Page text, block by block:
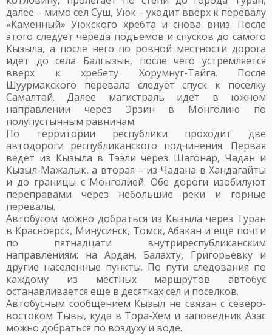
далее – мимо сел Суш, Уюк – уходит вверх к перевалу
«Каменный» Уюкского хребта и снова вниз. После
этого следует череда подъемов и спусков до самого
Кызыла, а после него по ровной местности дорога
идет до села Балгызын, после чего устремляется
вверх к хребету Хорумнуг-Тайга. После
Шуурмакского перевала следует спуск к поселку
Самалтай. Далее магистраль идет в южном
направлении через Эрзин в Монголию по
полупустынным равнинам.
По территории республики проходит две
автодороги республиканского подчинения. Первая
ведет из Кызыла в Тээли через Шагонар, Чадан и
Кызыл-Мажалык, а вторая – из Чадана в Хандагайты
и до границы с Монголией. Обе дороги изобилуют
переправами через небольшие реки и горные
перевалы.
Автобусом можно добраться из Кызыла через Туран
в Красноярск, Минусинск, Томск, Абакан и еще почти
по пятнадцати внутриреспубликанским
направлениям: на Ардан, Балахту, Григорьевку и
другие населенные пункты. По пути следования по
каждому из местных маршрутов автобус
останавливается еще в десятках сел и поселков.
Автобусным сообщением Кызыл не связан с северо-
востоком Тывы, куда в Тора-Хем и заповедник Азас
можно добраться по воздуху и воде.